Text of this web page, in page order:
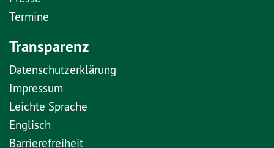
Termine
Transparenz
Datenschutzerklärung
Impressum
Leichte Sprache
Englisch
Barrierefreiheit